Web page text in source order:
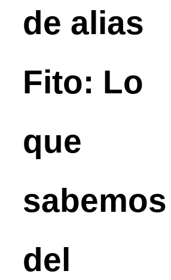
de alias
Fito: Lo
que
sabemos
del